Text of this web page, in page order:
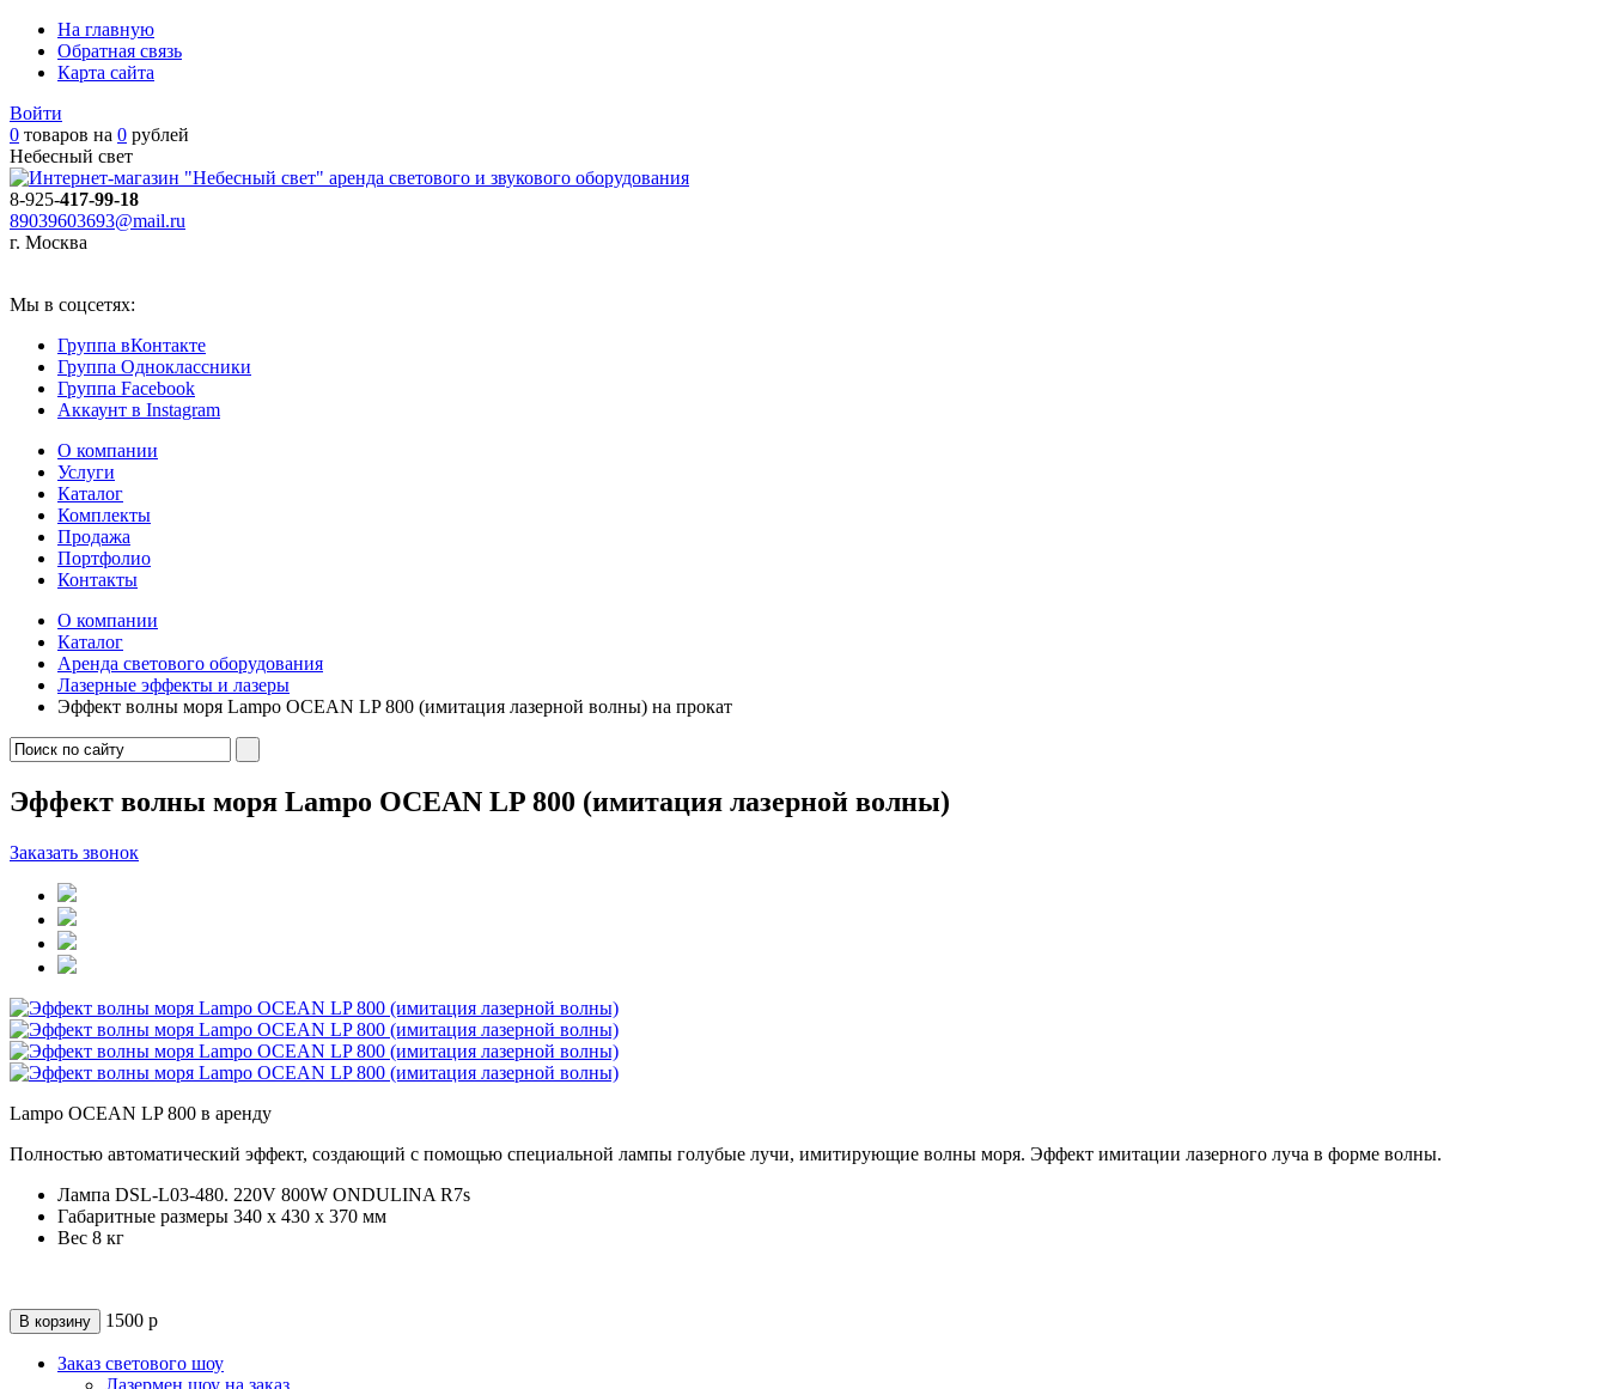
На главную
Обратная связь
Карта сайта
Войти
0 товаров на 0 рублей
Небесный свет
аренда светового и звукового оборудования
8-925-417-99-18
89039603693@mail.ru
г. Москва
Мы в соцсетях:
Группа вКонтакте
Группа Одноклассники
Группа Facebook
Аккаунт в Instagram
О компании
Услуги
Каталог
Комплекты
Продажа
Портфолио
Контакты
О компании
Каталог
Аренда светового оборудования
Лазерные эффекты и лазеры
Эффект волны моря Lampo OCEAN LP 800 (имитация лазерной волны) на прокат
Эффект волны моря Lampo OCEAN LP 800 (имитация лазерной волны)
Заказать звонок
Lampo OCEAN LP 800 в аренду
Полностью автоматический эффект, создающий с помощью специальной лампы голубые лучи, имитирующие волны моря. Эффект имитации лазерного луча в форме волны.
Лампа DSL-L03-480. 220V 800W ONDULINA R7s
Габаритные размеры 340 х 430 х 370 мм
Вес 8 кг
В корзину 1500 р
Заказ светового шоу
Лазермен шоу на заказ